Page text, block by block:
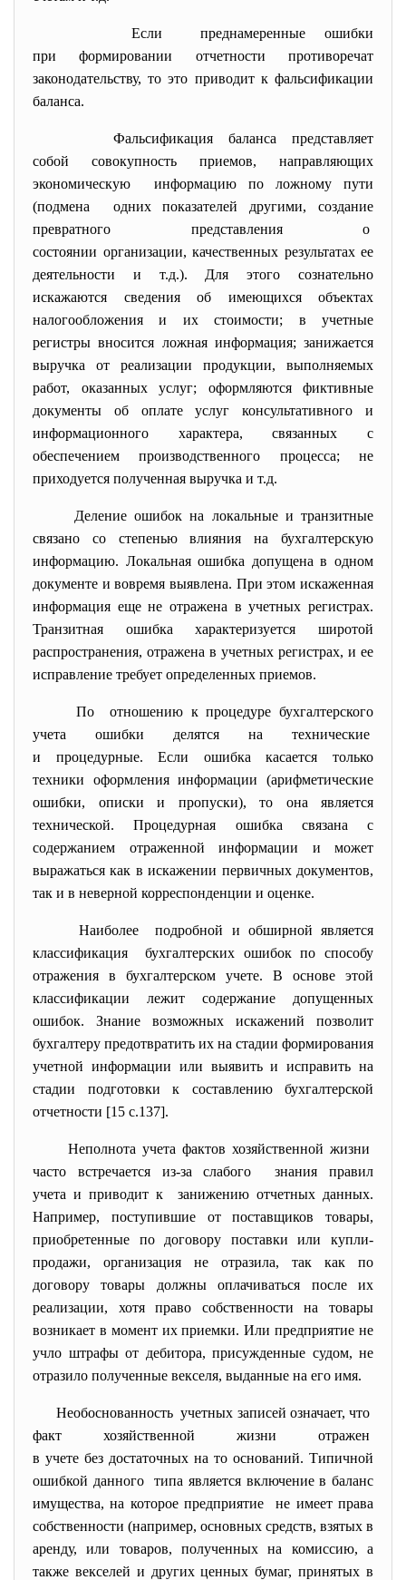
Если преднамеренные ошибки
при формировании отчетности противоречат
законодательству, то это приводит к фальсификации
баланса.
Фальсификация баланса представляет
собой совокупность приемов, направляющих
экономическую информацию по ложному пути
(подмена одних показателей другими, создание
превратного представления о
состоянии организации, качественных результатах ее
деятельности и т.д.). Для этого сознательно
искажаются сведения об имеющихся объектах
налогообложения и их стоимости; в учетные
регистры вносится ложная информация; занижается
выручка от реализации продукции, выполняемых
работ, оказанных услуг; оформляются фиктивные
документы об оплате услуг консультативного и
информационного характера, связанных с
обеспечением производственного процесса; не
приходуется полученная выручка и т.д.
Деление ошибок на локальные и транзитные
связано со степенью влияния на бухгалтерскую
информацию. Локальная ошибка допущена в одном
документе и вовремя выявлена. При этом искаженная
информация еще не отражена в учетных регистрах.
Транзитная ошибка характеризуется широтой
распространения, отражена в учетных регистрах, и ее
исправление требует определенных приемов.
По отношению к процедуре бухгалтерского
учета ошибки делятся на технические
и процедурные. Если ошибка касается только
техники оформления информации (арифметические
ошибки, описки и пропуски), то она является
технической. Процедурная ошибка связана с
содержанием отраженной информации и может
выражаться как в искажении первичных документов,
так и в неверной корреспонденции и оценке.
Наиболее подробной и обширной является
классификация бухгалтерских ошибок по способу
отражения в бухгалтерском учете. В основе этой
классификации лежит содержание допущенных
ошибок. Знание возможных искажений позволит
бухгалтеру предотвратить их на стадии формирования
учетной информации или выявить и исправить на
стадии подготовки к составлению бухгалтерской
отчетности [15 c.137].
Неполнота учета фактов хозяйственной жизни
часто встречается из-за слабого знания правил
учета и приводит к занижению отчетных данных.
Например, поступившие от поставщиков товары,
приобретенные по договору поставки или купли-
продажи, организация не отразила, так как по
договору товары должны оплачиваться после их
реализации, хотя право собственности на товары
возникает в момент их приемки. Или предприятие не
учло штрафы от дебитора, присужденные судом, не
отразило полученные векселя, выданные на его имя.
Необоснованность учетных записей означает, что
факт хозяйственной жизни отражен
в учете без достаточных на то оснований. Типичной
ошибкой данного типа является включение в баланс
имущества, на которое предприятие не имеет права
собственности (например, основных средств, взятых в
аренду, или товаров, полученных на комиссию, а
также векселей и других ценных бумаг, принятых в